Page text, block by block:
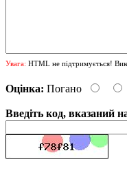
Увага: HTML не підтримується!
Оцінка: Погано
Введіть код, вказаний